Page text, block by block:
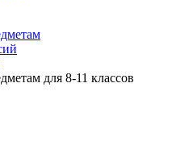
для 8-11 классов